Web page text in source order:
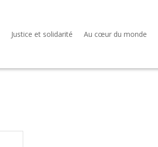
Justice et solidarité Au cœur du monde